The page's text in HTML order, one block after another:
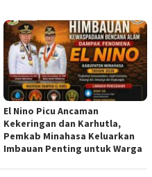
El Nino Picu Ancaman
Kekeringan dan Karhutla,
Pemkab Minahasa Keluarkan
Imbauan Penting untuk Warga